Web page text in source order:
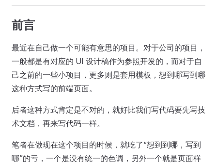
前言
最近在自己做一个可能有意思的项目。对于公司的项目，
一般都是有对应的 UI 设计稿作为参照开发的，而对于自
己之前的一些小项目，更多则是套用模板，想到哪写到哪
这种方式写的前端页面。
后者这种方式肯定是不对的，就好比我们写代码要先写技
术文档，再来写代码一样。
笔者在做现在这个项目的时候，就吃了“想到到哪，写到
哪”的亏，一个是没有统一的色调，另外一个就是页面样